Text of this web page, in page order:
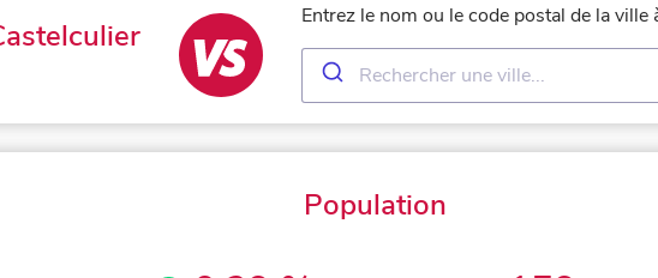
Entrez le nom ou le code postal de la
Population